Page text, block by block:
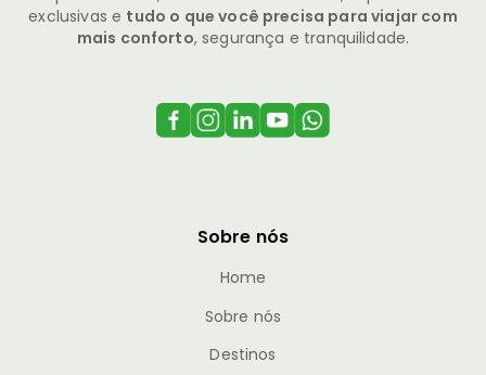
exclusivas e tudo o que você precisa para viajar com
mais conforto, segurança e tranquilidade.
Sobre nós
Home
Sobre nós
Destinos